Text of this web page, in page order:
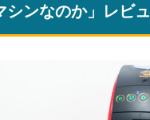
シンなのか」レビ